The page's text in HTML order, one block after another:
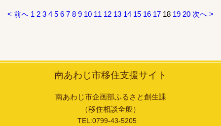
< 前へ 1 2 3 4 5 6 7 8 9 10 11 12 13 14 15 16 17 18 19 20 次へ >
南あわじ市移住支援サイト
南あわじ市企画部ふるさと創生課
（移住相談全般）
TEL:0799-43-5205